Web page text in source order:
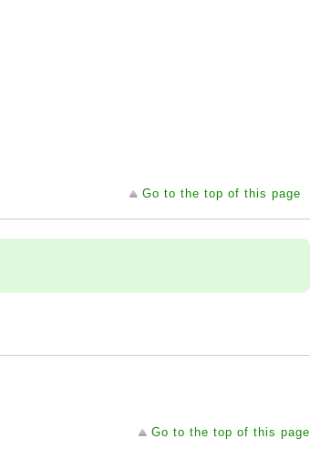
Go to the top of this page
Go to the top of this page